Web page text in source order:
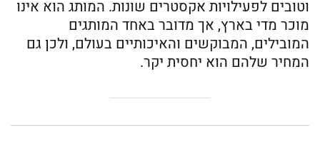
וטובים לפעילויות אקסטרים שונות. המותג הוא אינו
מוכר מדי בארץ, אך מדובר באחד המותגים
המובילים, המבוקשים והאיכותיים בעולם, ולכן גם
המחיר שלהם הוא יחסית יקר.